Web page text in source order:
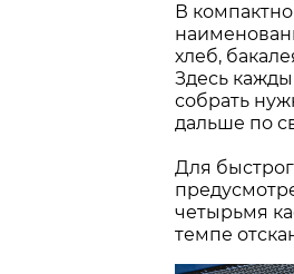
В
хлеб,
Здесь
собрать
дальше по
Для
четырьмя
темпе